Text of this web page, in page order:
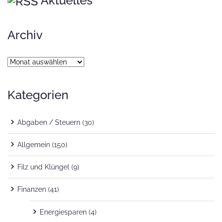
Archiv
Archiv
Kategorien
Abgaben / Steuern (30)
Allgemein (150)
Filz und Klüngel (9)
Finanzen (41)
Energiesparen (4)